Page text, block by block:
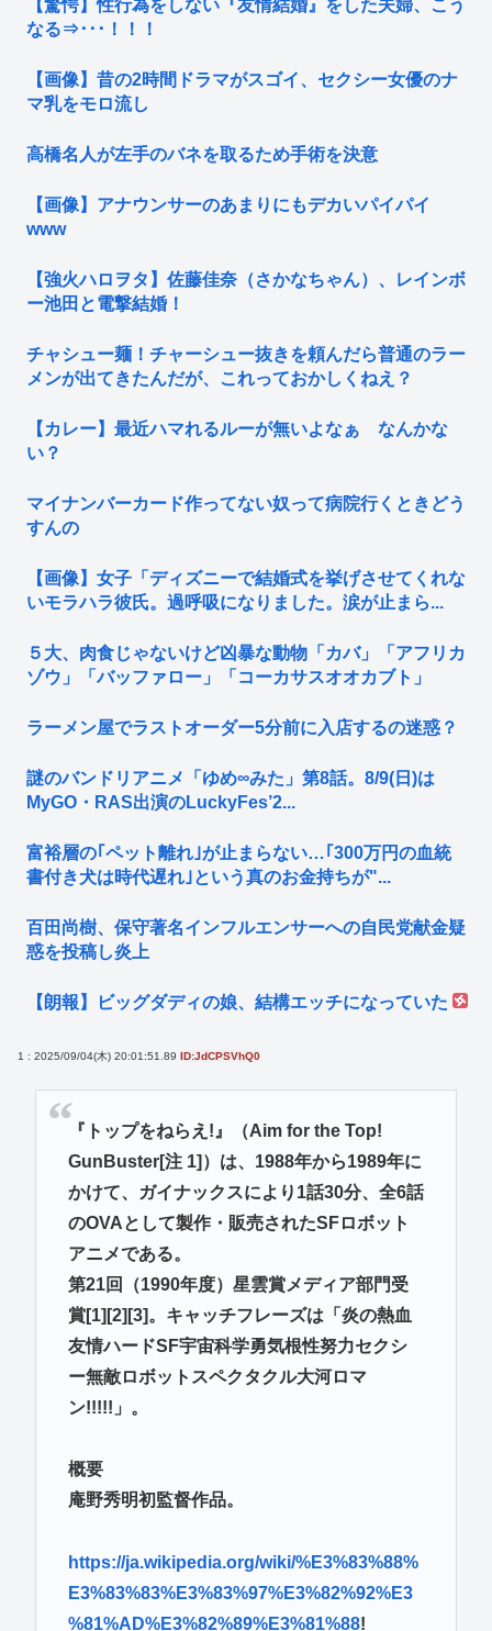
【驚愕】性行為をしない『友情結婚』をした夫婦、こう
なる⇒･･･！！！
【画像】昔の2時間ドラマがスゴイ、セクシー女優のナ
マ乳をモロ流し
高橋名人が左手のバネを取るため手術を決意
【画像】アナウンサーのあまりにもデカいパイパイ
www
【強火ハロヲタ】佐藤佳奈（さかなちゃん）、レインボ
ー池田と電撃結婚！
チャシュー麺！チャーシュー抜きを頼んだら普通のラー
メンが出てきたんだが、これっておかしくねえ？
【カレー】最近ハマれるルーが無いよなぁ なんかな
い？
マイナンバーカード作ってない奴って病院行くときどう
すんの
【画像】女子「ディズニーで結婚式を挙げさせてくれな
いモラハラ彼氏。過呼吸になりました。涙が止まら...
５大、肉食じゃないけど凶暴な動物「カバ」「アフリカ
ゾウ」「バッファロー」「コーカサスオオカブト」
ラーメン屋でラストオーダー5分前に入店するの迷惑？
謎のバンドリアニメ「ゆめ∞みた」第8話。8/9(日)は
MyGO・RAS出演のLuckyFes’2...
富裕層の｢ペット離れ｣が止まらない…｢300万円の血統
書付き犬は時代遅れ｣という真のお金持ちが"...
百田尚樹、保守著名インフルエンサーへの自民党献金疑
惑を投稿し炎上
【朗報】ビッグダディの娘、結構エッチになっていた
1 : 2025/09/04(木) 20:01:51.89 ID:JdCPSVhQ0
『トップをねらえ!』（Aim for the Top!
GunBuster[注 1]）は、1988年から1989年に
かけて、ガイナックスにより1話30分、全6話
のOVAとして製作・販売されたSFロボット
アニメである。
第21回（1990年度）星雲賞メディア部門受
賞[1][2][3]。キャッチフレーズは「炎の熱血
友情ハードSF宇宙科学勇気根性努力セクシ
ー無敵ロボットスペクタクル大河ロマ
ン!!!!!」。
概要
庵野秀明初監督作品。
https://ja.wikipedia.org/wiki/%E3%83%88%
E3%83%83%E3%83%97%E3%82%92%E3
%81%AD%E3%82%89%E3%81%88!